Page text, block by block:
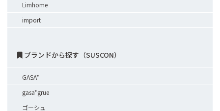
Limhome
import
ブランドから探す（SUSCON）
GASA*
gasa*grue
ゴーシュ